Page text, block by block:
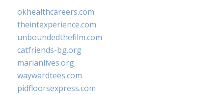
okhealthcareers.com
theintexperience.com
unboundedthefilm.com
catfriends-bg.org
marianlives.org
waywardtees.com
pidfloorsexpress.com